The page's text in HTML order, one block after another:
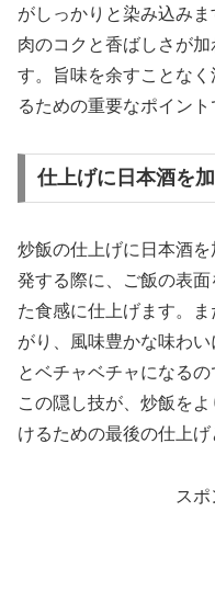
がしっかりと染み込み
肉のコクと香ばしさが
す。旨味を余すことな
るための重要なポイント
仕上げに日本酒を
炒飯の仕上げに日本酒
発する際に、ご飯の表
た食感に仕上げます。
がり、風味豊かな味わ
とベチャベチャになる
この隠し技が、炒飯を
けるための最後の仕上げ
スポ